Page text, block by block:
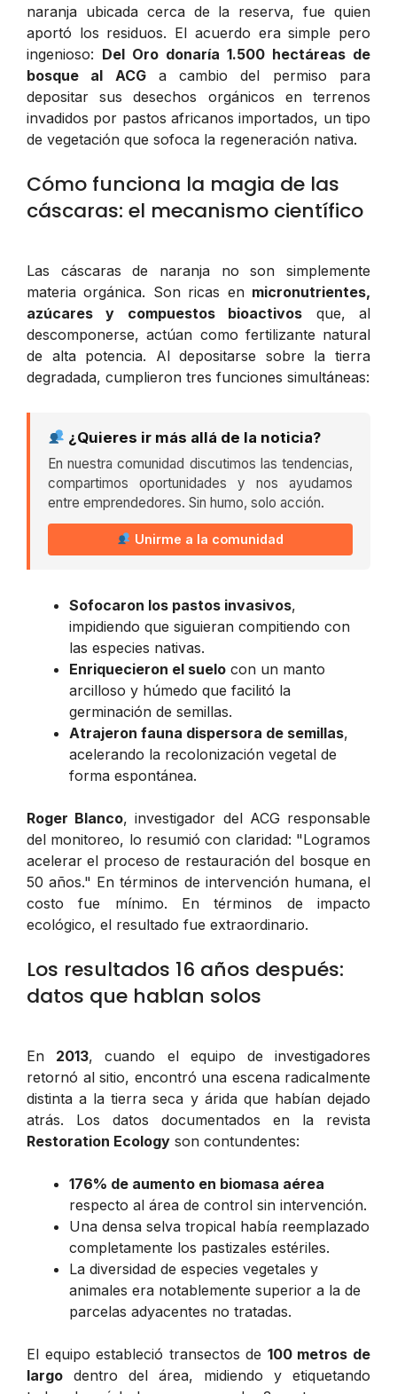
naranja ubicada cerca de la reserva, fue quien
aportó los residuos. El acuerdo era simple pero
ingenioso: Del Oro donaría 1.500 hectáreas de
bosque al ACGa cambio del permiso para
depositar sus desechos orgánicos en terrenos
invadidos por pastos africanos importados, un tipo
de vegetación que sofoca la regeneración nativa.
Cómo funciona la magia de las
cáscaras: el mecanismo científico
Las cáscaras de naranja no son simplemente
materia orgánica. Son ricas en micronutrientes,
azúcares y compuestos bioactivos que, al
descomponerse, actúan como fertilizante natural
de alta potencia. Al depositarse sobre la tierra
degradada, cumplieron tres funciones simultáneas:
¿Quieres ir más allá de la noticia?
En nuestra comunidad discutimos las tendencias,
compartimos oportunidades y nos ayudamos
entre emprendedores. Sin humo, solo acción.
Unirme a la comunidad
Sofocaron los pastos invasivos,
impidiendo que siguieran compitiendo con
las especies nativas.
Enriquecieron el suelo con un manto
arcilloso y húmedo que facilitó la
germinación de semillas.
Atrajeron fauna dispersora de semillas,
acelerando la recolonización vegetal de
forma espontánea.
Roger Blanco, investigador del ACG responsable
del monitoreo, lo resumió con claridad: "Logramos
acelerar el proceso de restauración del bosque en
50 años." En términos de intervención humana, el
costo fue mínimo. En términos de impacto
ecológico, el resultado fue extraordinario.
Los resultados 16 años después:
datos que hablan solos
En 2013, cuando el equipo de investigadores
retornó al sitio, encontró una escena radicalmente
distinta a la tierra seca y árida que habían dejado
atrás. Los datos documentados en la revista
Restoration Ecology son contundentes:
176% de aumento en biomasa aérea
respecto al área de control sin intervención.
Una densa selva tropical había reemplazado
completamente los pastizales estériles.
La diversidad de especies vegetales y
animales era notablemente superior a la de
parcelas adyacentes no tratadas.
El equipo estableció transectos de 100 metros de
largo dentro del área, midiendo y etiquetando